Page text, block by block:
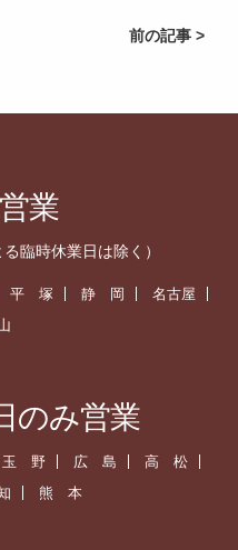
前の記事 >
業
臨時休業日は除く）
平 塚 静 岡
名古屋
のみ営業
玉 野 広 島
高 松
熊 本